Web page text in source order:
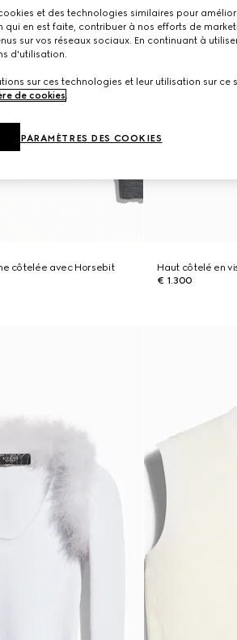
côtelée avec Horsebit
Haut côtelé en
€ 1.300
et des technologies similaires pour
qui en est faite, contribuer à nos efforts de
sur vos réseaux sociaux. En continuant à
d'utilisation.
sur ces technologies et leur utilisation sur ce
de cookies.
PARAMÈTRES DES COOKIES